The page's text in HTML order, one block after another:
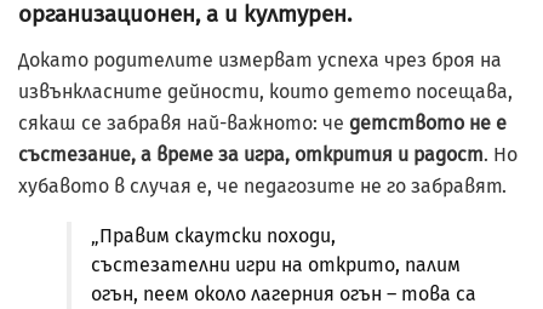
организационен, а и културен.
Докато родителите измерват успеха чрез броя на
извънкласните дейности, които детето посещава,
сякаш се забравя най-важното: че детството не е
състезание, а време за игра, открития и радост. Но
хубавото в случая е, че педагозите не го забравят.
„Правим скаутски походи,
състезателни игри на открито, палим
огън, пеем около лагерния огън – това са